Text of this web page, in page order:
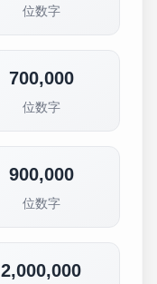
位数字
700,000
位数字
900,000
位数字
2,000,000